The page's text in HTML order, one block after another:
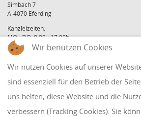
Simbach 7
A-4070 Eferding
Kanzleizeiten:
MO - DO: 8:00 - 17:00h
FR: 8:00 - 12:00h
Tel: +43 7272 39 79 - 0
Fax: +43 7272 39 79 - 9
QUICKLINKS
Wir benutzen Cookies
Wir nutzen Cookies auf unserer
sind essenziell für den Betrieb der
uns helfen, diese Website und die
verbessern (Tracking Cookies). Sie